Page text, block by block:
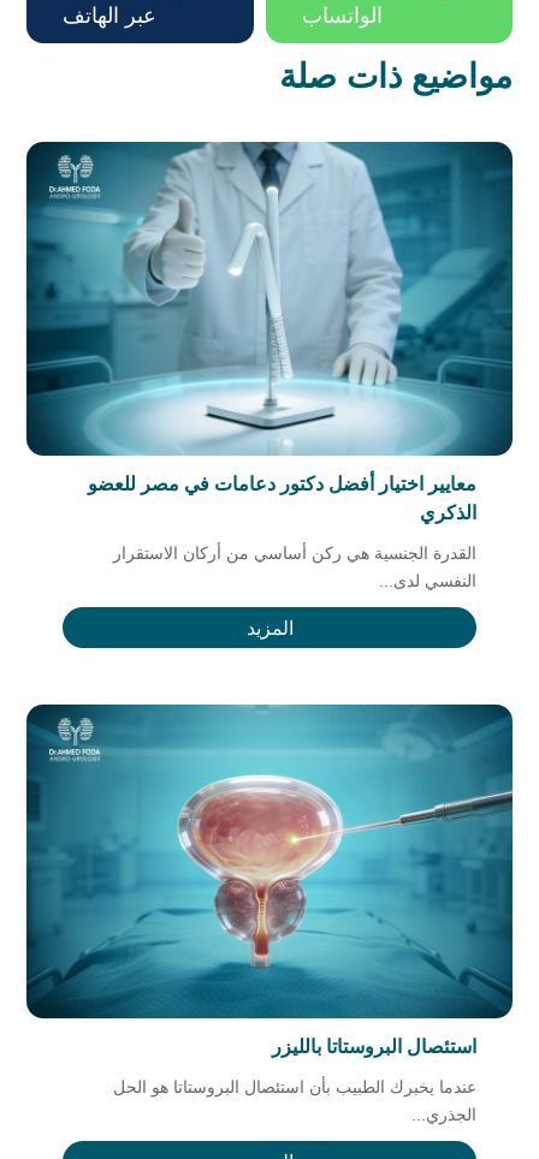
مواضيع ذات صلة
معايير اختيار أفضل دكتور دعامات في مصر للعضو
الذكري
القدرة الجنسية هي ركن أساسي من أركان الاستقرار
النفسي لدى...
المزيد
استئصال البروستاتا بالليزر
عندما يخبرك الطبيب بأن استئصال البروستاتا هو الحل
الجذري...
عبر الهاتف
الواتساب